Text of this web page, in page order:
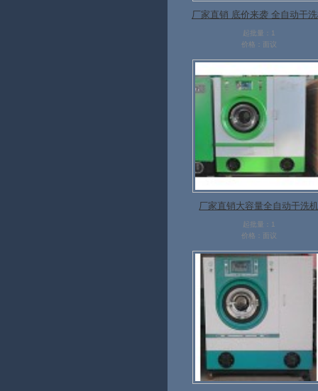
厂家直销 底价来袭 全自动干
起批量：1
价格：面议
厂家直销大容量全自动干洗
起批量：1
价格：面议